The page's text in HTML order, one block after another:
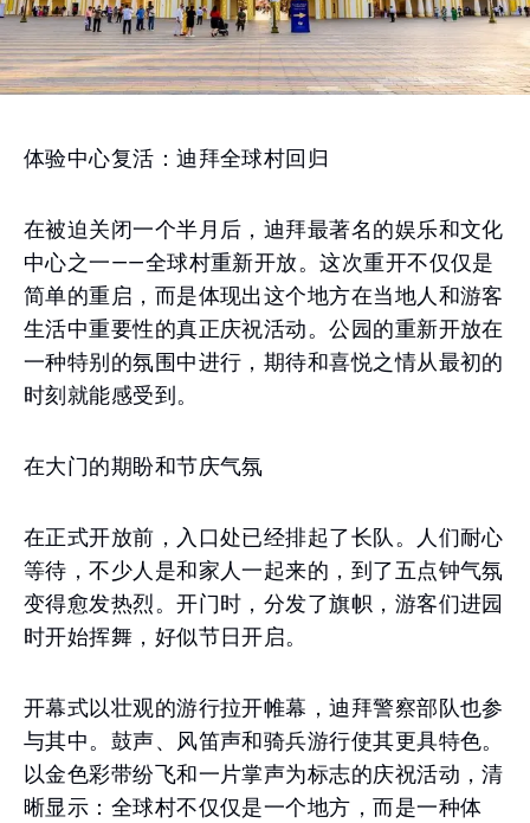
体验中心复活：迪拜全球村回归
在被迫关闭一个半月后，迪拜最著名的娱乐和文化
中心之一——全球村重新开放。这次重开不仅仅是
简单的重启，而是体现出这个地方在当地人和游客
生活中重要性的真正庆祝活动。公园的重新开放在
一种特别的氛围中进行，期待和喜悦之情从最初的
时刻就能感受到。
在大门的期盼和节庆气氛
在正式开放前，入口处已经排起了长队。人们耐心
等待，不少人是和家人一起来的，到了五点钟气氛
变得愈发热烈。开门时，分发了旗帜，游客们进园
时开始挥舞，好似节日开启。
开幕式以壮观的游行拉开帷幕，迪拜警察部队也参
与其中。鼓声、风笛声和骑兵游行使其更具特色。
以金色彩带纷飞和一片掌声为标志的庆祝活动，清
晰显示：全球村不仅仅是一个地方，而是一种体